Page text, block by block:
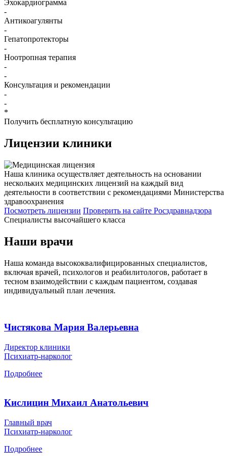
Эхокардиограмма
-
Антикоагулянты
-
Гепатопротекторы
-
Ноотропная терапия
-
-
Консультация и рекомендации
-
-
*
Получить бесплатную консультацию
Лицензии клиники
Наша клиника осуществляет деятельность на основании
нескольких медицинских лицензий на каждый вид
деятельности в соответствии с рекомендациями Министерства
здравоохранения
Посмотреть лицензии Проверить на сайте Росздравнадзора
Специалисты высочайшего класса
Наши врачи
Наша команда высококвалифицированных специалистов,
включая врачей, психологов и реабилитологов, работает в
тесном взаимодействии с каждым пациентом, создавая
индивидуальный план лечения.
Чистякова Мария Валерьевна
Директор клиники
Психиатр-нарколог
Подробнее
Кислицин Михаил Анатольевич
Главный врач
Психиатр-нарколог
Подробнее